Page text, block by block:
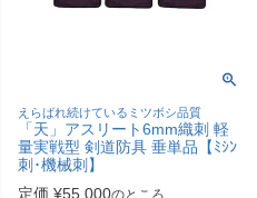
えらばれ続けているミツボシ品質
「天」アスリート6mm織刺 軽
量実戦型 剣道防具 垂単品【ﾐｼﾝ
刺･機械刺】
定価 ¥55,000のところ